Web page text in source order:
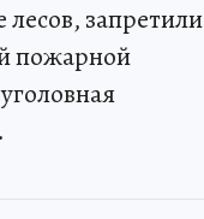
запретили
пожарной
.